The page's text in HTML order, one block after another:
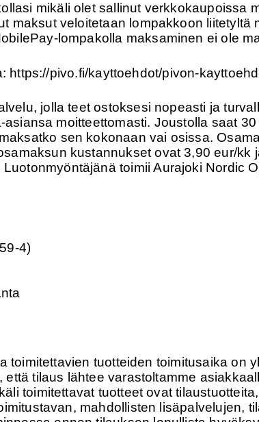
mikäli olet sallinut verkkokaupoissa
maksut veloitetaan lompakkoon liitetyltä
lompakolla maksaminen ei ole
https://pivo.fi/kayttoehdot/pivon-
jolla teet ostoksesi nopeasti ja
moitteettomasti. Joustolla saat
sen kokonaan vai osissa.
kustannukset ovat 3,90 eur/kk
toimii Aurajoki Nordic
4)
toimitettavien tuotteiden toimitusaika on
tilaus lähtee varastoltamme
toimitettavat tuotteet ovat
mahdollisten lisäpalvelujen,